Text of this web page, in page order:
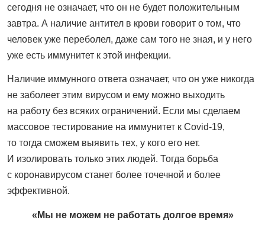
сегодня не означает, что он не будет положительным
завтра. А наличие антител в крови говорит о том, что
человек уже переболел, даже сам того не зная, и у него
уже есть иммунитет к этой инфекции.
Наличие иммунного ответа означает, что он уже никогда
не заболеет этим вирусом и ему можно выходить
на работу без всяких ограничений. Если мы сделаем
массовое тестирование на иммунитет к Covid-19,
то тогда сможем выявить тех, у кого его нет.
И изолировать только этих людей. Тогда борьба
с коронавирусом станет более точечной и более
эффективной.
«Мы не можем не работать долгое время»